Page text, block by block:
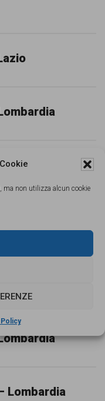
ma non utilizza alcun cookie
– Trentino-Alto
Lombardia